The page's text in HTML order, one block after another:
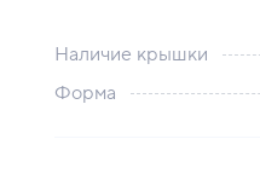
Наличие крышки
Форма